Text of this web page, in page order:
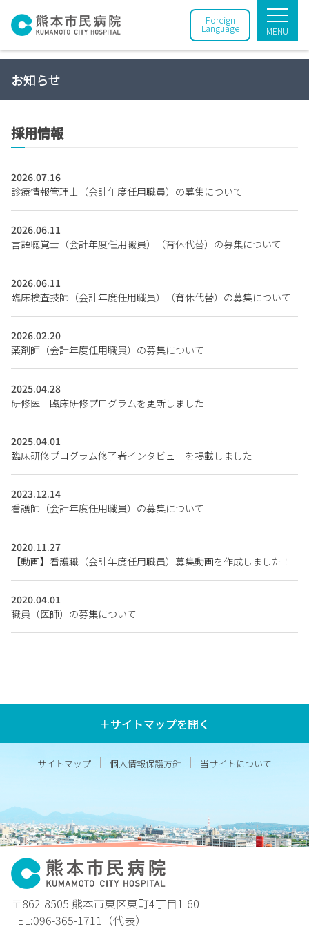
Foreign
Language MENU
お知らせ
採用情報
2026.07.16
診療情報管理士（会計年度任用職員）の募集について
2026.06.11
言語聴覚士（会計年度任用職員）（育休代替）の募集について
2026.06.11
臨床検査技師（会計年度任用職員）（育休代替）の募集について
2026.02.20
薬剤師（会計年度任用職員）の募集について
2025.04.28
研修医 臨床研修プログラムを更新しました
2025.04.01
臨床研修プログラム修了者インタビューを掲載しました
2023.12.14
看護師（会計年度任用職員）の募集について
2020.11.27
【動画】看護職（会計年度任用職員）募集動画を作成しました！
2020.04.01
職員（医師）の募集について
＋サイトマップを開く
サイトマップ 個人情報保護方針 当サイトについて
〒862-8505 熊本市東区東町4丁目1-60
TEL:096-365-1711（代表）